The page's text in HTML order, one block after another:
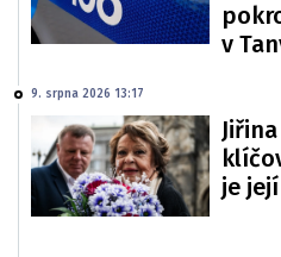
v
9. srpna 2026 13:17
je